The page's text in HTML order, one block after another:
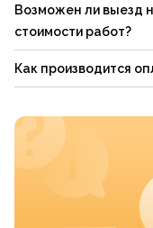
Возможен ли выезд
стоимости работ?
Как производится